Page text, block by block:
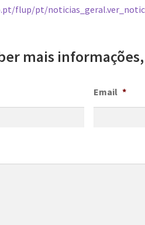
flup/pt/
mais
Email *